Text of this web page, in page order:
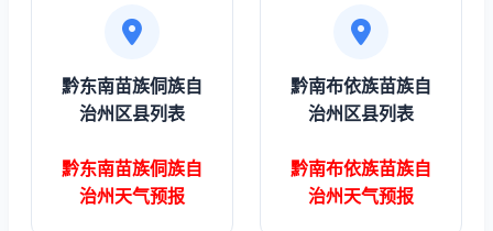
黔东南苗族侗族自
治州区县列表
黔东南苗族侗族自
治州天气预报
黔南布依族苗族自
治州区县列表
黔南布依族苗族自
治州天气预报